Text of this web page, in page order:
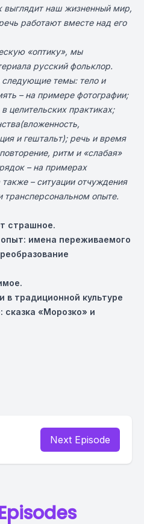
выглядит наш жизненный мир,
работают вместе над его
«оптику», мы
русский фольклор.
темы: тело и
– на примере фотографии;
целительских практиках;
и гештальт); речь и время
ритм и «слабая»
– на примерах
– ситуации отчуждения
трансперсональном опыте.
страшное.
имена переживаемого
традиционной культуре
«Морозко» и
Next Episode